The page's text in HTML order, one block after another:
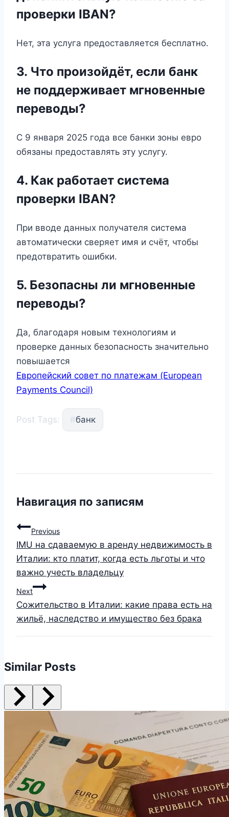
проверки IBAN?
Нет, эта услуга предоставляется бесплатно.
3. Что произойдёт, если банк
не поддерживает мгновенные
переводы?
С 9 января 2025 года все банки зоны евро
обязаны предоставлять эту услугу.
4. Как работает система
проверки IBAN?
При вводе данных получателя система
автоматически сверяет имя и счёт, чтобы
предотвратить ошибки.
5. Безопасны ли мгновенные
переводы?
Да, благодаря новым технологиям и
проверке данных безопасность значительно
повышается
Европейский совет по платежам (European
Payments Council)
Post Tags: #банк
Навигация по записям
Previous
IMU на сдаваемую в аренду недвижимость в
Италии: кто платит, когда есть льготы и что
важно учесть владельцу
Next
Сожительство в Италии: какие права есть на
жильё, наследство и имущество без брака
Similar Posts